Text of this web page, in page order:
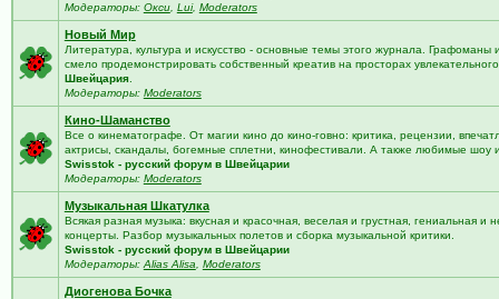
Модераторы: Окси, Lui, Moderators
Новый Мир
Литература, культура и искусство - основные темы этого журнала. Графоманы
смело продемонстрировать собственный креатив на просторах
Швейцария.
Модераторы: Moderators
Кино-Шаманство
Все о кинематографе. От магии кино до кино-говно: критика, рецензии,
актрисы, скандалы, богемные сплетни, кинофестивали. А также любимые шоу
Swisstok - русский форум в Швейцарии
Модераторы: Moderators
Музыкальная Шкатулка
Всякая разная музыка: вкусная и красочная, веселая и грустная, гениальная и
концерты. Разбор музыкальных полетов и сборка музыкальной критики.
Swisstok - русский форум в Швейцарии
Модераторы: Alias Alisa Moderators
Диогенова Бочка